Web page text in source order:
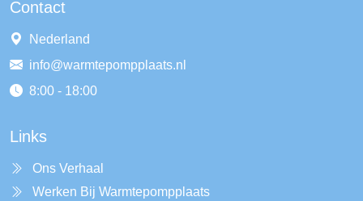
Contact
Nederland
info@warmtepompplaats.nl
8:00 - 18:00
Links
Ons Verhaal
Werken Bij Warmtepompplaats